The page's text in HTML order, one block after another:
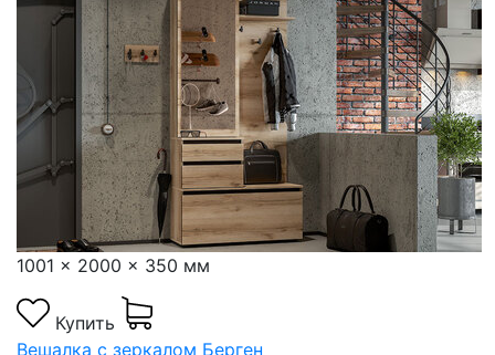
1001 x 2000 x 350 мм
Купить
Вешалка с зеркалом Берген